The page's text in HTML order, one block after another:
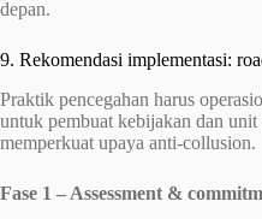
depan.
9. Rekomendasi implementasi:
Praktik pencegahan harus
untuk pembuat kebijakan dan unit
memperkuat upaya anti-collusion.
Fase 1 – Assessment &